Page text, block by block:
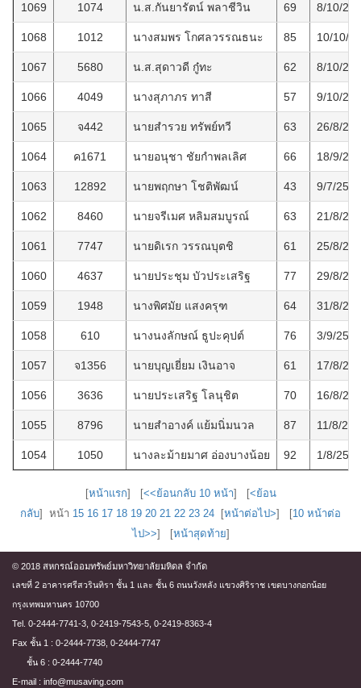
1069 1074 น.ส.กันยารัตน์ พลาชีวิน 69 8/10/
1068 1012 นางสมพร โกศลวรรณธนะ 85 10/10/
1067 5680 น.ส.สุดาวดี กู๋ทะ 62 8/10/
1066 4049 นางสุภาภร ทาสี 57 9/10/
1065 จ442 นายสำรวย ทรัพย์ทวี 63 26/8/
1064 ค1671 นายอนุชา ชัยกำพลเลิศ 66 18/9/
1063 12892 นายพฤกษา โชติพัฒน์ 43 9/7/2566
1062 8460 นายจรีเมศ หลิมสมบูรณ์ 63 21/8/
1061 7747 นายดิเรก วรรณบุตชิ 61 25/8/
1060 4637 นายประชุม บัวประเสริฐ 77 29/8/
1059 1948 นางพิศมัย แสงครุฑ 64 31/8/
1058 610 นางนงลักษณ์ ธูปะคุปต์ 76 3/9/2566
1057 จ1356 นายบุญเยี่ยม เงินอาจ 61 17/8/
1056 3636 นายประเสริฐ โลนุชิต 70 16/8/
1055 8796 นายสำอางค์ แย้มนิ่มนวล 87 11/8/
1054 1050 นางละม้ายมาศ อ่องบางน้อย 92 1/8/2566
[หน้าแรก] [<<ย้อนกลับ 10 หน้า] [<ย้อน
กลับ] หน้า 15 16 17 18 19 20 21 22 23 24 [หน้าต่อไป>] [10 หน้าต่อ
ไป>>] [หน้าสุดท้าย]
© 2018 สหกรณ์ออมทรัพย์มหาวิทยาลัยมหิดล จำกัด
เลขที่ 2 อาคารศรีสวรินทิรา ชั้น 1 และ ชั้น 6 ถนนวังหลัง แขวงศิริราช เขตบางกอกน้อย
กรุงเทพมหานคร 10700
Tel. 0-2444-7741-3, 0-2419-7543-5, 0-2419-8363-4
Fax ชั้น 1 : 0-2444-7738, 0-2444-7747
ชั้น 6 : 0-2444-7740
E-mail : info@musaving.com